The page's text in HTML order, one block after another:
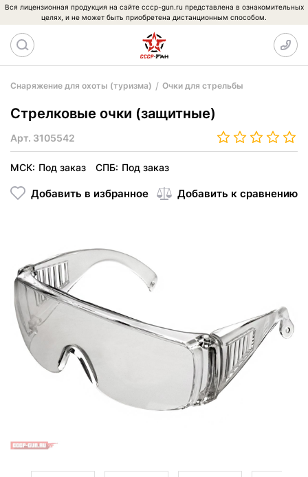
Вся лицензионная продукция на сайте cccp-gun.ru представлена в ознакомительных
целях, и не может быть приобретена дистанционным способом.
Снаряжение для охоты (туризма) Очки для стрельбы
Стрелковые очки (защитные)
Арт. 3105542
МСК: Под заказ СПБ: Под заказ
Добавить в избранное Добавить к сравнению